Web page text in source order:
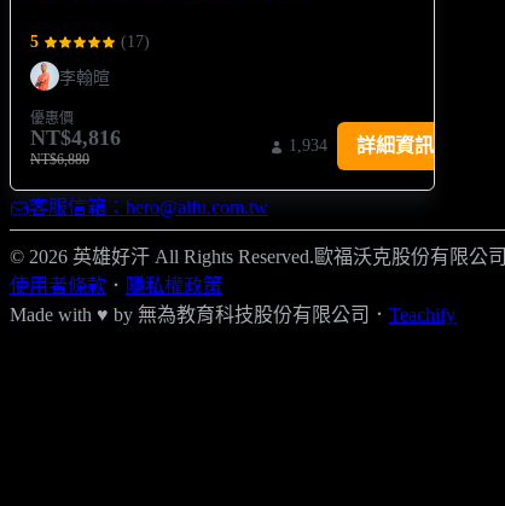
5 (17)
李翰暄
優惠價
NT$4,816
NT$6,880
1,934 詳細資訊
客服信箱：hero@alfu.com.tw
© 2026 英雄好汗 All Rights Reserved.歐福沃克股份有限公司
使用者條款 ． 隱私權政策
Made with ♥ by 無為教育科技股份有限公司． Teachify